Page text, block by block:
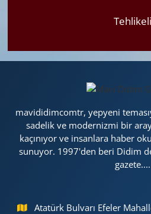
Tehlikeli
mavididimcomtr, yepyeni
sadelik ve modernizmi bir
kaçınıyor ve insanlara haber
sunuyor. 1997'den beri Didim
gazete....
Atatürk Bulvarı Efeler